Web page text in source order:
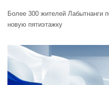
Более 300 жителей Лабытнанги
новую пятиэтажку